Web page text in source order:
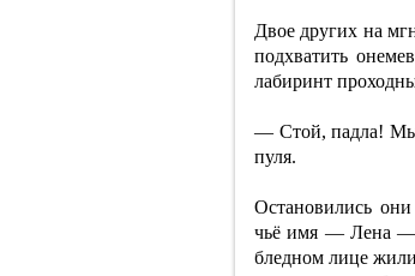
Двое других на
подхватить
лабиринт
— Стой, падла! Мы
пуля.
Остановились
чьё имя — Лена —
бледном лице